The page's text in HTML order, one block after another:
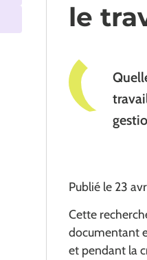
le
Publié le 23
Cette
documentant
et pendant la